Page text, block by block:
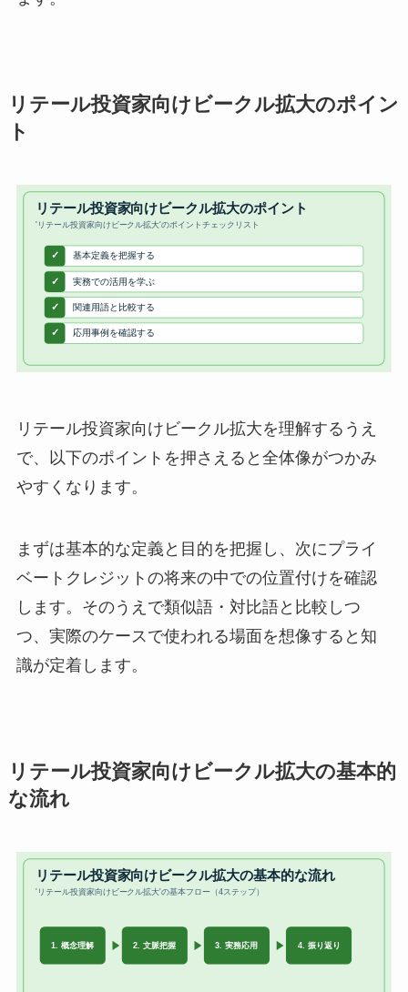
リテール投資家向けビークル拡大のポイン
ト
リテール投資家向けビークル拡大を理解するうえ
で、以下のポイントを押さえると全体像がつかみ
やすくなります。
まずは基本的な定義と目的を把握し、次にプライ
ベートクレジットの将来の中での位置付けを確認
します。そのうえで類似語・対比語と比較しつ
つ、実際のケースで使われる場面を想像すると知
識が定着します。
リテール投資家向けビークル拡大の基本的
な流れ